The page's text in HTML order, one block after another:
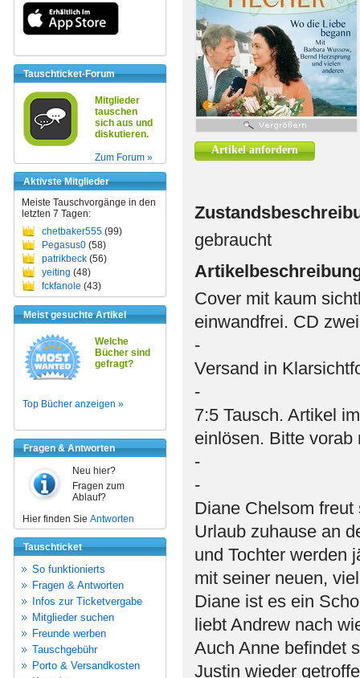
Tauschticket-Forum
Mitglieder
tauschen
sich aus und
diskutieren.
Zum Forum »
Aktivste Mitglieder
Meiste Tauschvorgänge in den
letzten 7 Tagen:
chetbaker555 (99)
Pegasus0 (58)
patrikbeck (56)
yeiting (48)
fckfanole (43)
Meist gesuchte Artikel
Welche
Bücher sind
gefragt?
Top Bücher anzeigen »
Fragen & Antworten
Neu hier?
Fragen zum
Ablauf?
Hier finden Sie Antworten
Tauschticket
So funktionierts
Fragen & Antworten
Infos zur Ticketvergabe
Mitglieder suchen
Freunde werben
Tauschgebühr
Porto & Versandkosten
Artikel anfordern
gebraucht
Cover mit kaum
einwandfrei. CD
-
Versand in
-
7:5 Tausch. Artikel
einlösen. Bitte vorab
-
-
Diane Chelsom
Urlaub zuhause an
und Tochter werden
mit seiner neuen,
Diane ist es ein
liebt Andrew nach
Auch Anne befindet
Justin wieder